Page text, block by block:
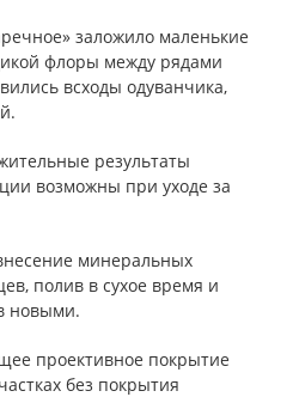
заложило маленькие
флоры между рядами
всходы одуванчика,
результаты
возможны при уходе за
минеральных
полив в сухое время и
новыми.
проективное покрытие
без покрытия